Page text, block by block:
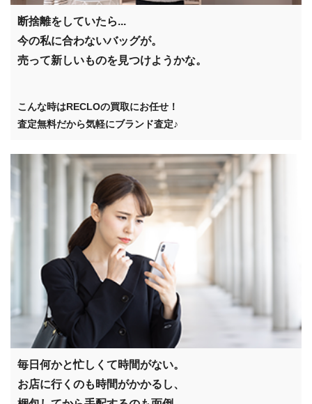
断捨離をしていたら...
今の私に合わないバッグが。
売って新しいものを見つけようかな。
こんな時はRECLOの買取にお任せ！
査定無料だから気軽にブランド査定♪
毎日何かと忙しくて時間がない。
お店に行くのも時間がかかるし、